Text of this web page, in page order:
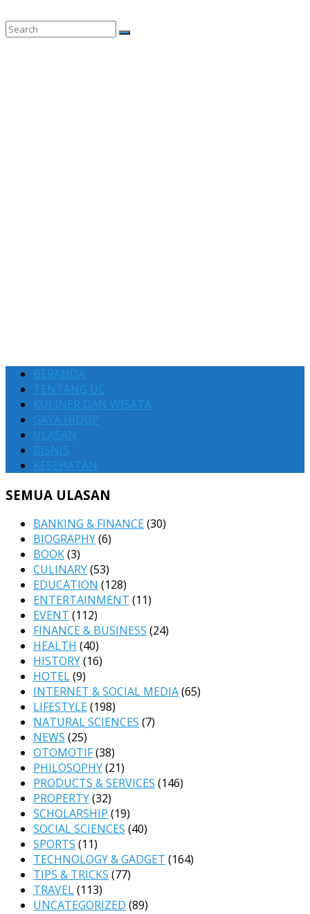
BERANDA
TENTANG UC
KULINER DAN WISATA
GAYA HIDUP
ULASAN
BISNIS
KESEHATAN
SEMUA ULASAN
BANKING & FINANCE(30)
BIOGRAPHY(6)
BOOK(3)
CULINARY(53)
EDUCATION (128)
ENTERTAINMENT (11)
EVENT (112)
FINANCE & BUSINESS (24)
HEALTH (40)
HISTORY(16)
HOTEL(9)
INTERNET & SOCIAL MEDIA(65)
LIFESTYLE(198)
NATURAL SCIENCES (7)
NEWS (25)
OTOMOTIF(38)
PHILOSOPHY(21)
PRODUCTS & SERVICES (146)
PROPERTY(32)
SCHOLARSHIP (19)
SOCIAL SCIENCES (40)
SPORTS (11)
TECHNOLOGY & GADGET (164)
TIPS & TRICKS (77)
TRAVEL(113)
UNCATEGORIZED (89)